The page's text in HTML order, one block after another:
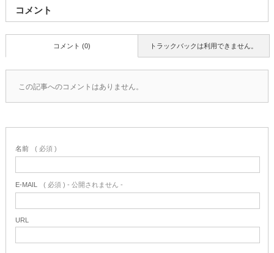
コメント
トラックバックは利用できません。
コメント (0)
この記事へのコメントはありません。
名前 ( 必須 )
E-MAIL ( 必須 ) - 公開されません -
URL